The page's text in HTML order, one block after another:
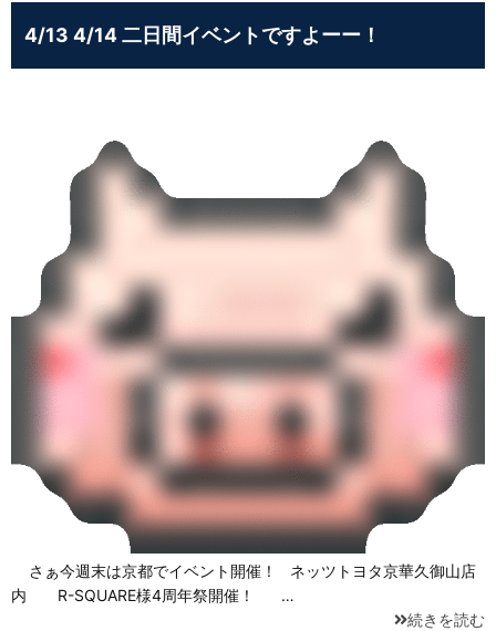
4/13 4/14 二日間イベントですよーー！
さぁ今週末は京都でイベント開催！ ネッツトヨタ京華久御山店
内 R-SQUARE様4周年祭開催！ …
続きを読む